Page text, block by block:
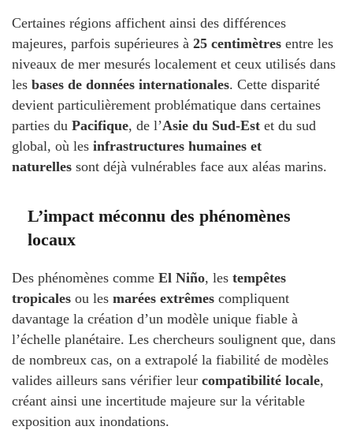
Certaines régions affichent ainsi des différences
majeures, parfois supérieures à 25 centimètres entre les
niveaux de mer mesurés localement et ceux utilisés dans
les bases de données internationales. Cette disparité
devient particulièrement problématique dans certaines
parties du Pacifique, de l’Asie du Sud-Est et du sud
global, où les infrastructures humaines et
naturelles sont déjà vulnérables face aux aléas marins.
L’impact méconnu des phénomènes
locaux
Des phénomènes comme El Niño, les tempêtes
tropicales ou les marées extrêmes compliquent
davantage la création d’un modèle unique fiable à
l’échelle planétaire. Les chercheurs soulignent que, dans
de nombreux cas, on a extrapolé la fiabilité de modèles
valides ailleurs sans vérifier leur compatibilité locale,
créant ainsi une incertitude majeure sur la véritable
exposition aux inondations.